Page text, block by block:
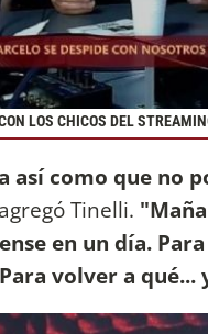
LOS CHICOS DEL
así como que no
agregó Tinelli.
en un día.
volver a